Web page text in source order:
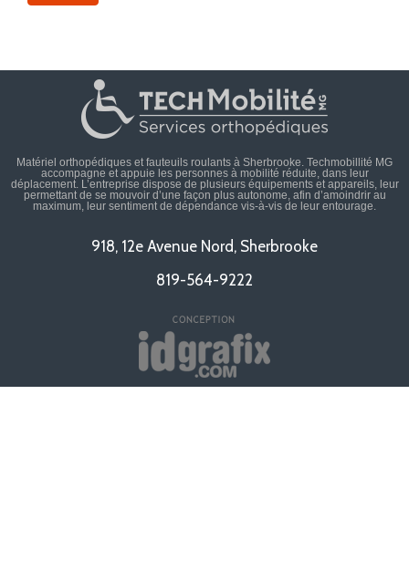
Matériel orthopédiques et fauteuils roulants à Sherbrooke. Techmobillité MG
accompagne et appuie les personnes à mobilité réduite, dans leur
déplacement. L’entreprise dispose de plusieurs équipements et appareils, leur
permettant de se mouvoir d’une façon plus autonome, afin d’amoindrir au
maximum, leur sentiment de dépendance vis-à-vis de leur entourage.
918, 12e Avenue Nord, Sherbrooke
819-564-9222